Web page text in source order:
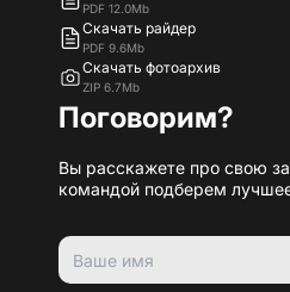
PDF 12.0Mb
Скачать райдер
PDF 9.6Mb
Скачать фотоархив
ZIP 6.7Mb
Поговорим?
Вы расскажете про свою
командой подберем